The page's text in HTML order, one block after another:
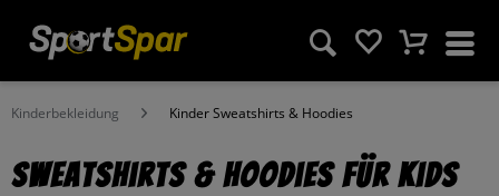
Kinderbekleidung Kinder Sweatshirts & Hoodies
Sweatshirts & Hoodies für Kids